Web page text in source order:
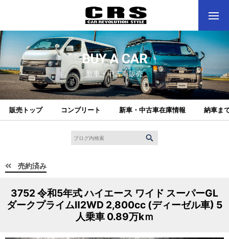
BUY A CAR
新車・中古車販売
販売トップ コンプリート 新車・中古車在庫情報 納車ま
売約済み
3752 令和5年式 ハイエース ワイド スーパーGL
ダークプライムⅡ2WD 2,800cc (ディーゼル車) 5
人乗車 0.89万kｍ